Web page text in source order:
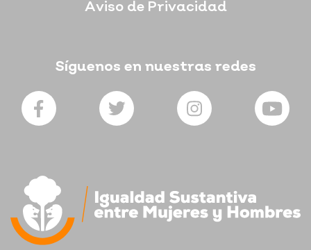
Aviso de Privacidad
Síguenos en nuestras redes